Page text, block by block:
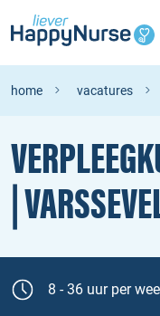
home vacatures
|
8 - 36 uur per